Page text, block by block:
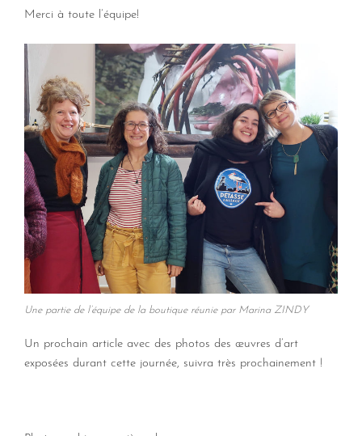
Merci à toute l’équipe!
Une partie de l’équipe de la boutique réunie par Marina ZINDY
Un prochain article avec des photos des œuvres d’art
exposées durant cette journée, suivra très prochainement !